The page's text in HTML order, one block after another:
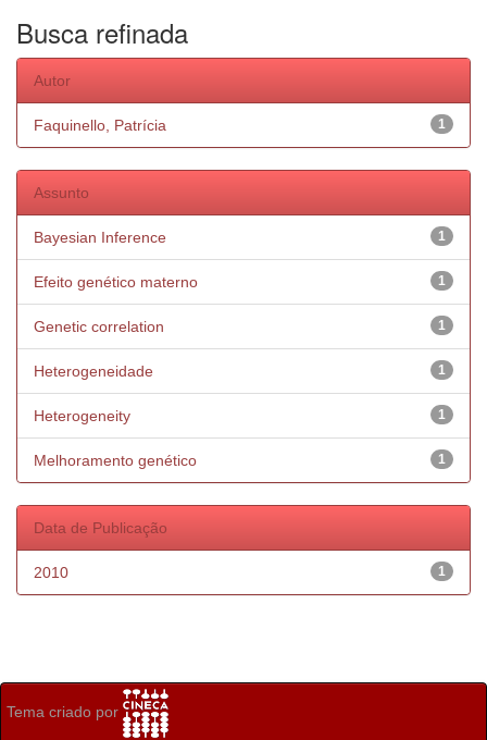
Busca refinada
Autor
1
Faquinello, Patrícia
Assunto
1
Bayesian Inference
1
Efeito genético materno
1
Genetic correlation
1
Heterogeneidade
1
Heterogeneity
1
Melhoramento genético
Data de Publicação
1
2010
Tema criado por